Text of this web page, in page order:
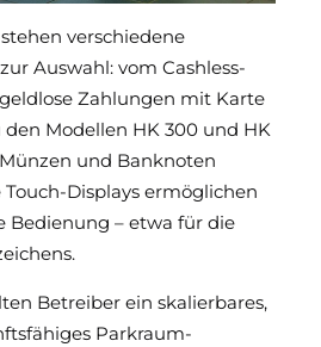
verschiedene
Auswahl: vom Cashless-
Zahlungen mit Karte
Modellen HK 300 und HK
und Banknoten
Displays ermöglichen
Bedienung – etwa für die
Betreiber ein skalierbares,
Parkraum-